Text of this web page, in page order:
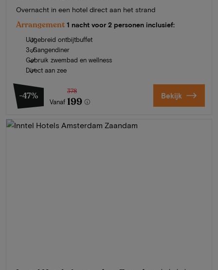
Overnacht in een hotel direct aan het strand
Arrangement 1 nacht voor 2 personen inclusief:
Uitgebreid ontbijtbuffet
3-Gangendiner
Gebruik zwembad en wellness
Direct aan zee
-47%
Vanaf
378
199 Bekijk